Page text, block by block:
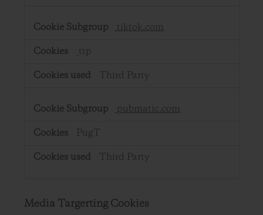
tiktok.com
_ttp
Third Party
pubmatic.com
PugT
Third Party
Media Targerting Cookies